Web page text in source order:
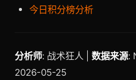
今日积分榜分析
分析师: 战术狂人 | 数据来源:
2026-05-25